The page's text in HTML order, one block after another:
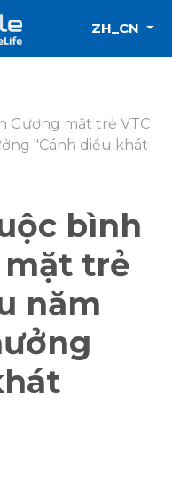
ZH_CN
Gương mặt trẻ VTC
"Cánh diều khát
bình
mặt trẻ
năm